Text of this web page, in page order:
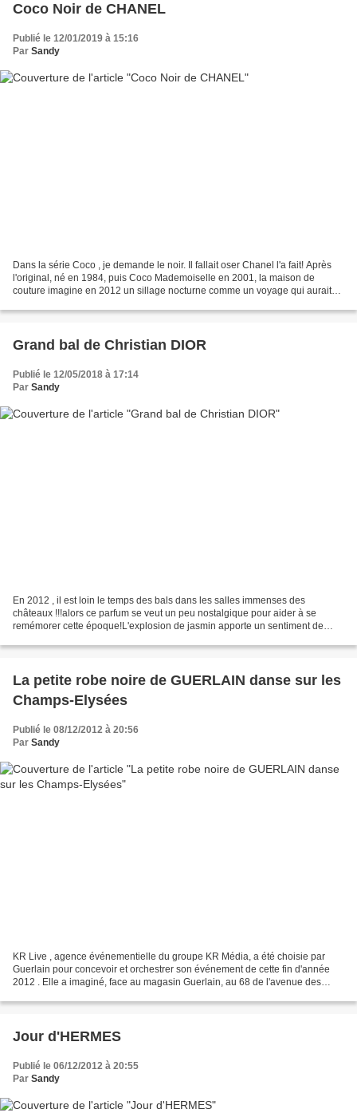
Coco Noir de CHANEL
Publié le 12/01/2019 à 15:16
Par Sandy
Dans la série Coco , je demande le noir. Il fallait oser Chanel l'a fait! Après
l'original, né en 1984, puis Coco Mademoiselle en 2001, la maison de
couture imagine en 2012 un sillage nocturne comme un voyage qui aurait
Grand bal de Christian DIOR
Publié le 12/05/2018 à 17:14
Par Sandy
En 2012 , il est loin le temps des bals dans les salles immenses des
châteaux !!!alors ce parfum se veut un peu nostalgique pour aider à se
remémorer cette époque!L'explosion de jasmin apporte un sentiment de
La petite robe noire de GUERLAIN danse sur les
Champs-Elysées
Publié le 08/12/2012 à 20:56
Par Sandy
KR Live , agence événementielle du groupe KR Média, a été choisie par
Guerlain pour concevoir et orchestrer son événement de cette fin d'année
2012 . Elle a imaginé, face au magasin Guerlain, au 68 de l'avenue des
Jour d'HERMES
Publié le 06/12/2012 à 20:55
Par Sandy